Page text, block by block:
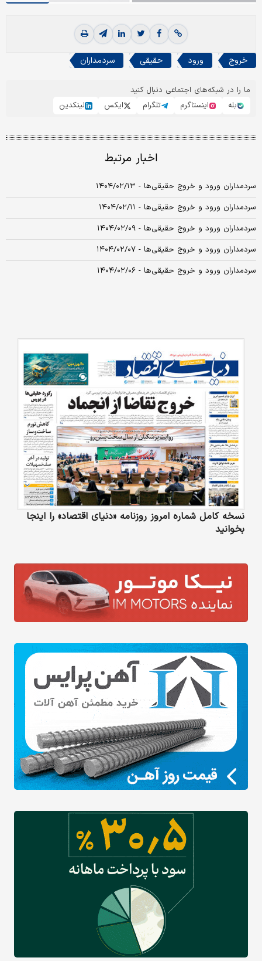
خروج ورود حقیقی سردمداران
ما را در شبکه‌های اجتماعی دنبال کنید
بله
اینستاگرم تلگرام ایکس لینکدین
اخبار مرتبط
سردمداران ورود و خروج حقیقی‌ها - ۱۴۰۴/۰۲/۱۳
سردمداران ورود و خروج حقیقی‌ها - ۱۴۰۴/۰۲/۱۱
سردمداران ورود و خروج حقیقی‌ها - ۱۴۰۴/۰۲/۰۹
سردمداران ورود و خروج حقیقی‌ها - ۱۴۰۴/۰۲/۰۷
سردمداران ورود و خروج حقیقی‌ها - ۱۴۰۴/۰۲/۰۶
نسخه کامل شماره امروز روزنامه «دنیای‌ اقتصاد» را اینجا
بخوانید